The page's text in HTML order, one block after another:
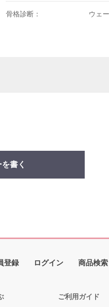
骨格診断： ウェ
書く
登録 ログイン 商品検索
ご利用ガイド